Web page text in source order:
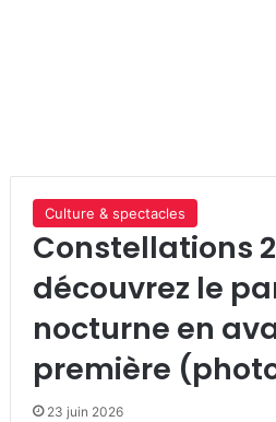
Culture & spectacles
Constellations
découvrez le
nocturne en
première
23 juin 2026